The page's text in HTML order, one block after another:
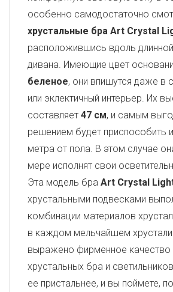
особенно самодостаточно
хрустальные бра Art Crystal
расположившись вдоль
дивана. Имеющие цвет
беленое, они впишутся даже в
или эклектичный интерьер. Их
составляет 47 см, и самым
решением будет приспособить
метра от пола. В этом случае
мере исполнят свои
Эта модель бра Art Crystal
хрустальными подвесками
комбинации материалов
в каждом мельчайшем
выражено фирменное
хрустальных бра и
ее пристальнее, и вы поймете,